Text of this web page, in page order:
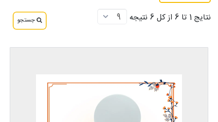
جستجو نتایج 1 تا 6 از کل 6 نتیجه